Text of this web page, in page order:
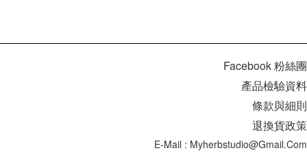
Facebook 粉絲團
產品檢驗資料
條款與細則
退換貨政策
E-Mail : Myherbstudio@gmail.com